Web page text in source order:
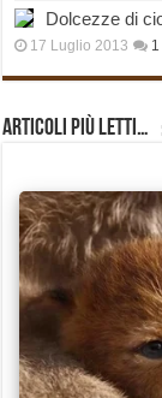
Dolcezze di
17 Luglio 2013 1
Articoli più Letti…